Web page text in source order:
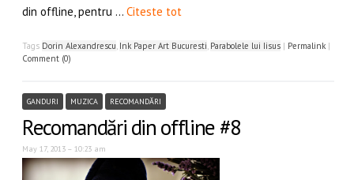
din offline, pentru … Citeste tot
Tags Dorin Alexandrescu, Ink Paper Art Bucuresti, Parabolele lui Iisus | Permalink |
Comment (0)
GANDURI MUZICA RECOMANDĂRI
Recomandări din offline #8
May 17, 2013 – 10:23 am